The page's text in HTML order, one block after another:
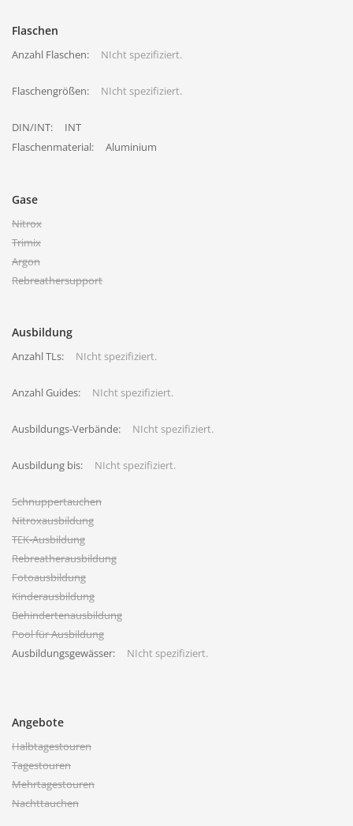
Flaschen
Anzahl Flaschen: NIcht spezifiziert.
Flaschengrößen: NIcht spezifiziert.
DIN/INT:
INT
Flaschenmaterial:
Aluminium
Gase
Nitrox
Trimix
Argon
Rebreathersupport
Ausbildung
Anzahl TLs: NIcht spezifiziert.
Anzahl Guides: NIcht spezifiziert.
Ausbildungs-Verbände: NIcht spezifiziert.
Ausbildung bis: NIcht spezifiziert.
Schnuppertauchen
Nitroxausbildung
TEK-Ausbildung
Rebreatherausbildung
Fotoausbildung
Kinderausbildung
Behindertenausbildung
Pool für Ausbildung
Ausbildungsgewässer:
NIcht spezifiziert.
Angebote
Halbtagestouren
Tagestouren
Mehrtagestouren
Nachttauchen